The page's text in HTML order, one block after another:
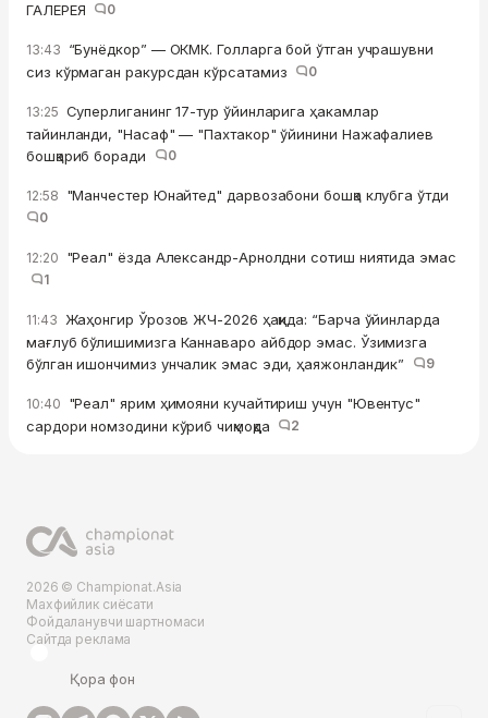
ГАЛЕРЕЯ
0
13:43 “Бунёдкор” — ОКМК. Голларга бой ўтган учрашувни
сиз кўрмаган ракурсдан кўрсатамиз
0
13:25 Суперлиганинг 17-тур ўйинларига ҳакамлар
тайинланди, "Насаф" — "Пахтакор" ўйинини Нажафалиев
бошқариб боради
0
12:58 "Манчестер Юнайтед" дарвозабони бошқа клубга ўтди
0
12:20 "Реал" ёзда Александр-Арнолдни сотиш ниятида эмас
1
11:43 Жаҳонгир Ўрозов ЖЧ-2026 ҳақида: “Барча ўйинларда
мағлуб бўлишимизга Каннаваро айбдор эмас. Ўзимизга
бўлган ишончимиз унчалик эмас эди, ҳаяжонландик”
9
10:40 "Реал" ярим ҳимояни кучайтириш учун "Ювентус"
сардори номзодини кўриб чиқмоқда
2
2026 © Championat.Asia
Махфийлик сиёсати
Фойдаланувчи шартномаси
Сайтда реклама
Қора фон